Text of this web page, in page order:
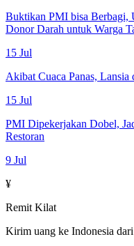
Buktikan PMI bisa Berbagi,
Donor Darah untuk Warga
15 Jul
Akibat Cuaca Panas,
15 Jul
PMI Dipekerjakan Dobel,
Restoran
9 Jul
¥
Remit Kilat
Kirim uang ke Indonesia